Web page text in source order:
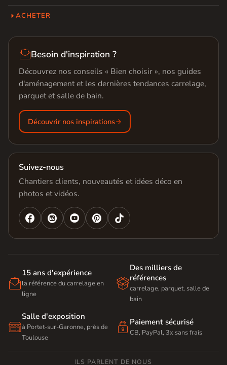
ACHETER
Besoin d'inspiration ?
Découvrez nos conseils « Bien choisir », nos guides
d'aménagement et les dernières tendances carrelage,
parquet et salle de bain.
Découvrir nos inspirations
Suivez-nous
Chantiers clients, nouveautés et idées déco en
photos et vidéos.
   

15 ans d'expérience
la référence du carrelage en
ligne

Des milliers de
références
carrelage, parquet, salle de
bain

Salle d'exposition
à Portet-sur-Garonne, près de
Toulouse
 Paiement sécurisé
CB, PayPal, 3x sans frais
ILS PARLENT DE NOUS